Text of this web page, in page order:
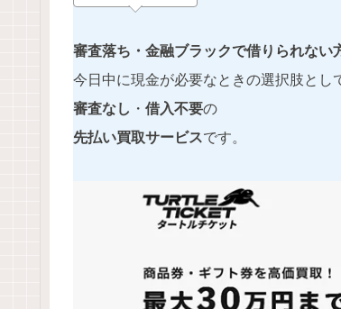
審査落ち・金融ブラックで借りられない
今日中に現金が必要なときの選択肢とし
審査なし ・ 借入不要の
先払い買取サービスです。